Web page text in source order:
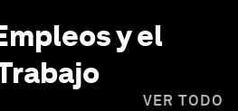
y el
VER TODO